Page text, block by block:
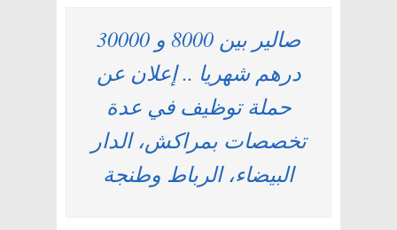
صالير بين 8000 و 30000
درهم شهريا .. إعلان عن
حملة توظيف في عدة
تخصصات بمراكش، الدار
البيضاء، الرباط وطنجة